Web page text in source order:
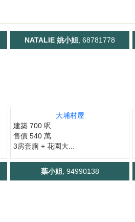
NATALIE 姚小姐 , 68781778
大埔村屋
建築 700 呎
售價 540 萬
3房套廁 + 花園大...
葉小姐 , 94990138